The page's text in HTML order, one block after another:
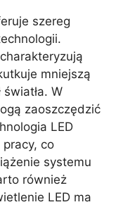
szereg
mniejszą
W
zaoszczędzić
LED
pracy, co
systemu
również
LED ma